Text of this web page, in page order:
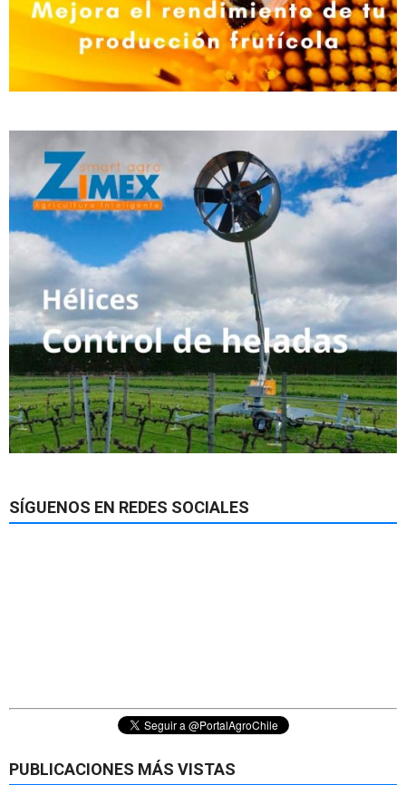
SÍGUENOS EN REDES SOCIALES
PUBLICACIONES MÁS VISTAS